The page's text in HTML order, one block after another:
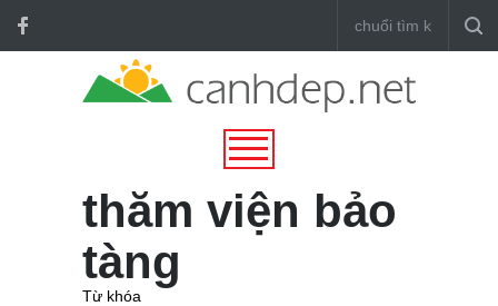
thăm viện bảo
tàng
Từ khóa